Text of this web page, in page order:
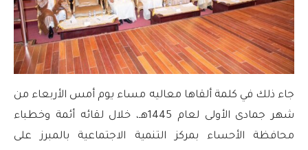
جاء ذلك في كلمة ألقاها معاليه مساء يوم أمس الأربعاء من
شهر جمادى الأولى لعام 1445هـ، خلال لقائه أئمة وخطباء
محافظة الأحساء بمركز التنمية الاجتماعية بالمبرز على